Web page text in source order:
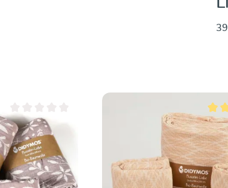
Durchschnittliche Bewertung von 0 von 5 Sternen